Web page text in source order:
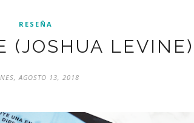
RESEÑA
(JOSHUA LEVINE)
AGOSTO 13, 2018